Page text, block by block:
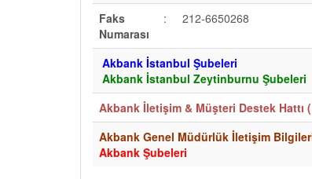
Faks
Numarası
: 212-6650268
Akbank İstanbul Şubeleri
Akbank İstanbul Zeytinburnu Şubeleri
Akbank İletişim & Müşteri Destek Hattı (
Akbank Genel Müdürlük İletişim
Akbank Şubeleri